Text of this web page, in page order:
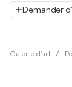
Demander
Galerie d'art